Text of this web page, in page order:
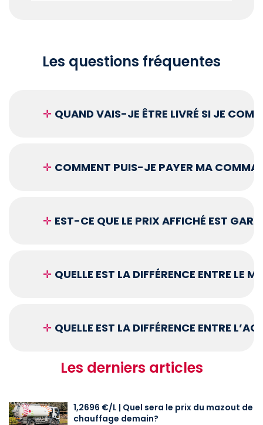
Les questions fréquentes
✛ QUAND VAIS-JE ÊTRE LIVRÉ SI JE
✛ COMMENT PUIS-JE PAYER MA
✛ EST-CE QUE LE PRIX AFFICHÉ EST
✛ QUELLE EST LA DIFFÉRENCE ENTRE LE
✛ QUELLE EST LA DIFFÉRENCE ENTRE
Les derniers articles
1,2696 €/L | Quel sera le prix du mazout de
chauffage demain?